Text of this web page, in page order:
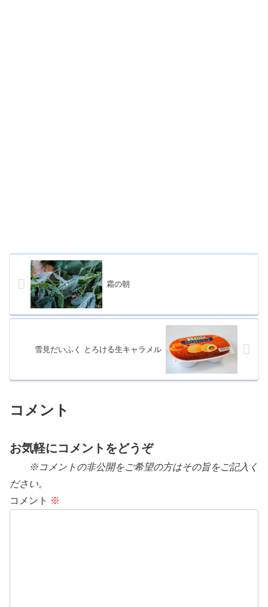
霜の朝
雪見だいふく とろける生キャラメル
コメント
お気軽にコメントをどうぞ
※コメントの非公開をご希望の方はその旨をご記入く
ださい。
コメント ※